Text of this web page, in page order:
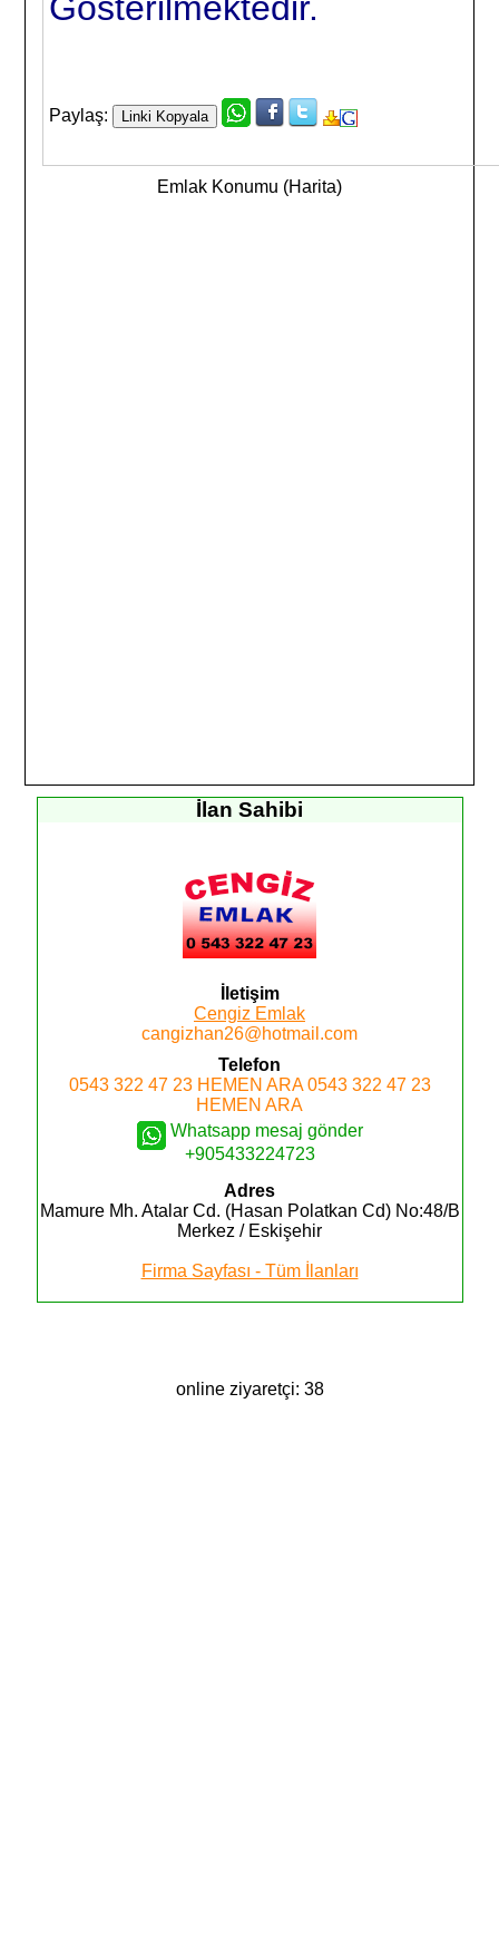
Paylaş:
Emlak Konumu (Harita)
İlan Sahibi
İletişim
Cengiz Emlak
cangizhan26@hotmail.com
Telefon
0543 322 47 23 HEMEN ARA 0543 322 47 23
HEMEN ARA
Whatsapp mesaj gönder
+905433224723
Adres
Mamure Mh. Atalar Cd. (Hasan Polatkan Cd) No:48/B
Merkez / Eskişehir
Firma Sayfası - Tüm İlanları
online ziyaretçi: 38